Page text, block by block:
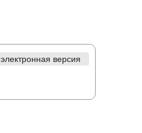
электронная версия